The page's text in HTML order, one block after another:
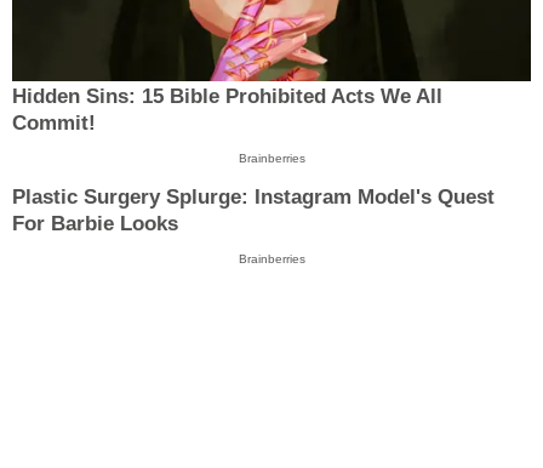
Hidden Sins: 15 Bible Prohibited Acts We All
Commit!
Brainberries
Plastic Surgery Splurge: Instagram Model's Quest
For Barbie Looks
Brainberries